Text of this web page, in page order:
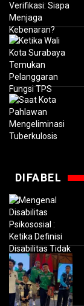
DIFABEL